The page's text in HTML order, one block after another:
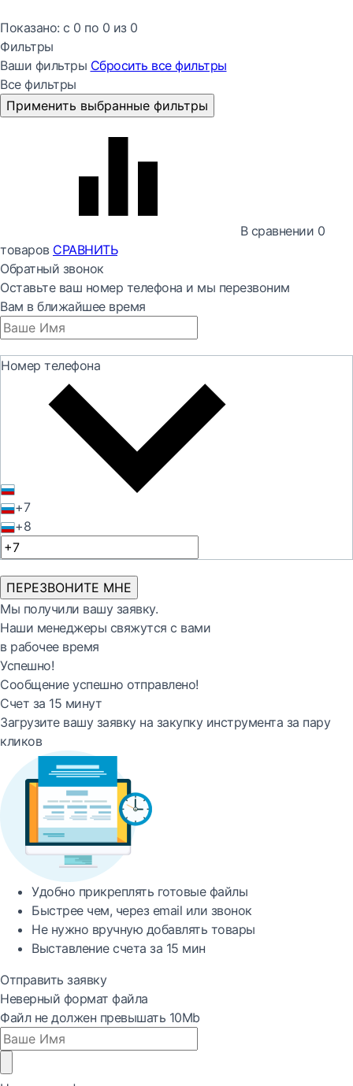
Показано: с 0 по 0 из 0
Фильтры
Ваши фильтры Сбросить все фильтры
Все фильтры
Применить выбранные фильтры
В сравнении 0
товаров СРАВНИТЬ
Обратный звонок
Оставьте ваш номер телефона и мы перезвоним
Вам в ближайшее время
Номер телефона
+7
+8
ПЕРЕЗВОНИТЕ МНЕ
Мы получили вашу заявку.
Наши менеджеры свяжутся с вами
в рабочее время
Успешно!
Сообщение успешно отправлено!
Счет за 15 минут
Загрузите вашу заявку на закупку инструмента за пару
кликов
Удобно прикреплять готовые файлы
Быстреечем, через email или звонок
Не нужно вручную добавлять товары
Выставление счета за 15 мин
Отправить заявку
Неверный формат файла
Файл не должен превышать 10Mb